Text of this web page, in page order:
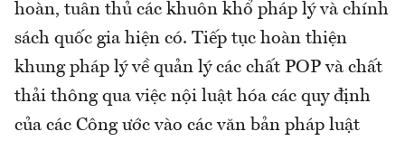
hoàn, tuân thủ các khuôn khổ pháp lý và chính
sách quốc gia hiện có. Tiếp tục hoàn thiện
khung pháp lý về quản lý các chất POP và chất
thải thông qua việc nội luật hóa các quy định
của các Công ước vào các văn bản pháp luật